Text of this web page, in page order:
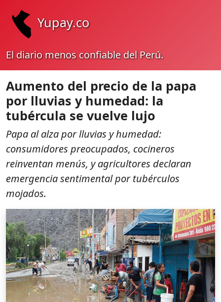
Yupay.co
El diario menos confiable del Perú.
Aumento del precio de la papa
por lluvias y humedad: la
tubércula se vuelve lujo
Papa al alza por lluvias y humedad:
consumidores preocupados, cocineros
reinventan menús, y agricultores declaran
emergencia sentimental por tubérculos
mojados.